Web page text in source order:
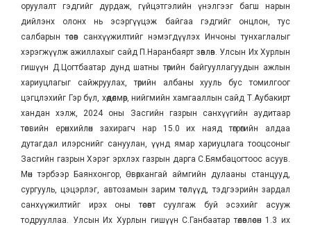
оруулалт гэдгийг дурдаж, гүйцэтгэлийн үнэлгээг багш нарын
дийлэнх олонх нь эсэргүүцэж байгаа гэдгийг онцлон, тус
салбарын төсөв санхүүжилтийг нэмэгдүүлэх Инчоны тунхаглалыг
хэрэгжүүлж ажиллахыг сайд П.Наранбаярт зөвлөв. Улсын Их Хурлын
гишүүн Д.Цогтбаатар дунд шатны төрийн байгууллагуудын ажлын
хариуцлагыг сайжруулах, төрийн албаны хууль бус томилгоог
цэгцлэхийг Гэр бүл, хөдөлмөр, нийгмийн хамгааллын сайд Т.Аубакирт
хандан хэлж, 2024 оны Засгийн газрын санхүүгийн аудитаар
төсвийн ерөнхийлөн захирагч нар 15.0 их наяд төгрөгийн алдаа
дутагдал илэрснийг сануулан, үүнд ямар хариуцлага тооцсоныг
Засгийн газрын Хэрэг эрхлэх газрын дарга С.Бямбацогтоос асуув.
Мөн тэрбээр Баянхонгор, Өвөрхангай аймгийн дулааны станцууд,
сургууль, цэцэрлэг, автозамын зарим төслүүд, тэдгээрийн зардал
санхүүжилтийг ирэх оны төсөвт суулгаж буй эсэхийг асууж
тодрууллаа. Улсын Их Хурлын гишүүн С.Ганбаатар төлөвлөсөн 1.3 их